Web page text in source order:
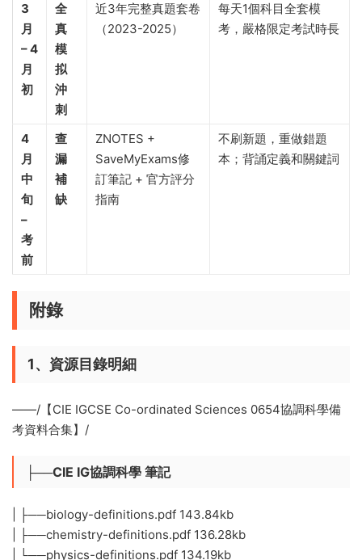
3
月
– 4
月
初
全
真
模
拟
沖
刺
近3年完整真題套卷
（2023-2025）
每天1個科目全套模
考，嚴格限定考試時長
4
月
中
旬
–
考
前
查
漏
補
缺
ZNOTES +
SaveMyExams修
訂筆記 + 官方評分
指南
不刷新題，重做錯題
本；背誦定義和關鍵詞
附錄
1、資源目錄明細
——/【CIE IGCSE Co-ordinated Sciences 0654協調科學備
考資料合集】/
├──CIE IG協調科學 筆記
| ├──biology-definitions.pdf 143.84kb
| ├──chemistry-definitions.pdf 136.28kb
| └──physics-definitions.pdf 134.19kb